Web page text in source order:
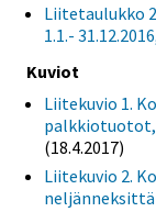
Liitetaulukko
1.1.-
Kuviot
Liitekuvio 1.
palkkiotuotot,
(18.4.2017)
Liitekuvio 2.